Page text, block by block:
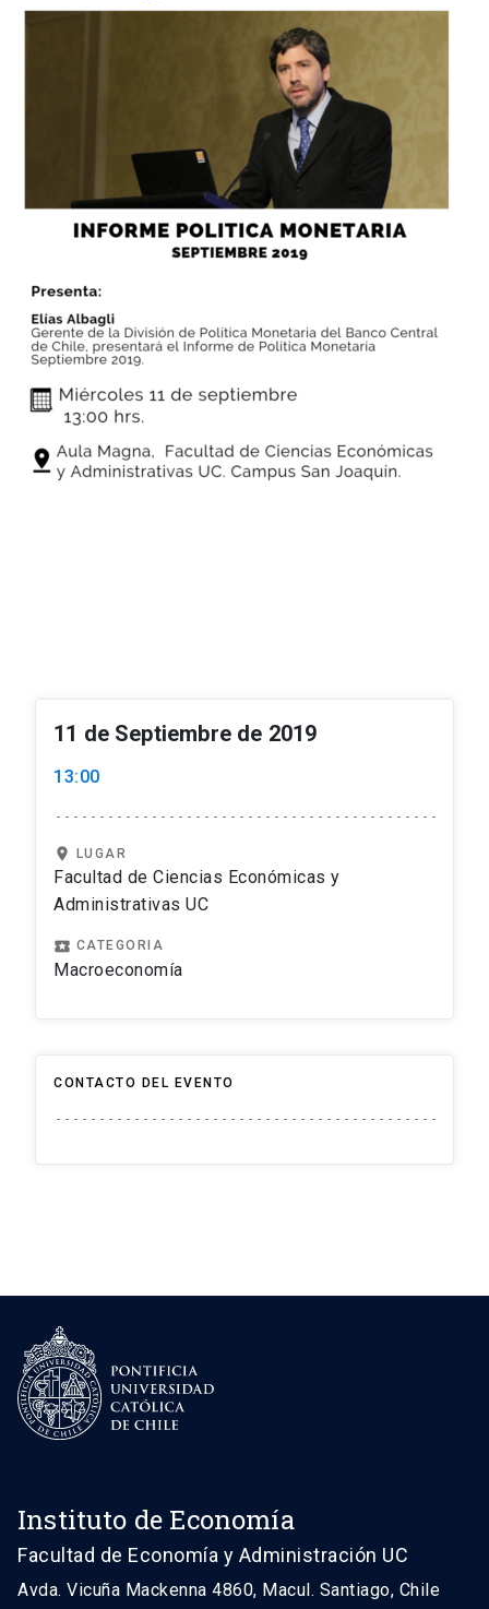
11 de Septiembre de 2019
13:00
location_on LUGAR
Facultad de Ciencias Económicas y
Administrativas UC
local_play CATEGORIA
Macroeconomía
CONTACTO DEL EVENTO
Instituto de Economía
Facultad de Economía y Administración UC
Avda. Vicuña Mackenna 4860, Macul. Santiago, Chile